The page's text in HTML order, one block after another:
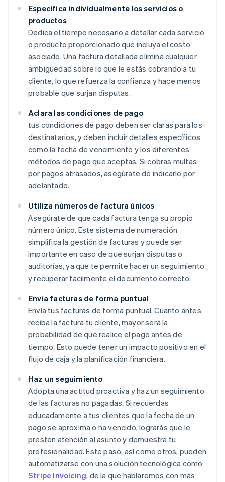
Especifica individualmente los servicios o
productos
Dedica el tiempo necesario a detallar cada servicio
o producto proporcionado que incluya el costo
asociado. Una factura detallada elimina cualquier
ambigüedad sobre lo que le estás cobrando a tu
cliente, lo que refuerza la confianza y hace menos
probable que surjan disputas.
Aclara las condiciones de pago
tus condiciones de pago deben ser claras para los
destinatarios, y deben incluir detalles específicos
como la fecha de vencimiento y los diferentes
métodos de pago que aceptas. Si cobras multas
por pagos atrasados, asegúrate de indicarlo por
adelantado.
Utiliza números de factura únicos
Asegúrate de que cada factura tenga su propio
número único. Este sistema de numeración
simplifica la gestión de facturas y puede ser
importante en caso de que surjan disputas o
auditorías, ya que te permite hacer un seguimiento
y recuperar fácilmente el documento correcto.
Envía facturas de forma puntual
Envía tus facturas de forma puntual. Cuanto antes
reciba la factura tu cliente, mayor será la
probabilidad de que realice el pago antes de
tiempo. Esto puede tener un impacto positivo en el
flujo de caja y la planificación financiera.
Haz un seguimiento
Adopta una actitud proactiva y haz un seguimiento
de las facturas no pagadas. Si recuerdas
educadamente a tus clientes que la fecha de un
pago se aproxima o ha vencido, lograrás que le
presten atención al asunto y demuestra tu
profesionalidad. Este paso, así como otros, pueden
automatizarse con una solución tecnológica como
Stripe Invoicing, de la que hablaremos con más